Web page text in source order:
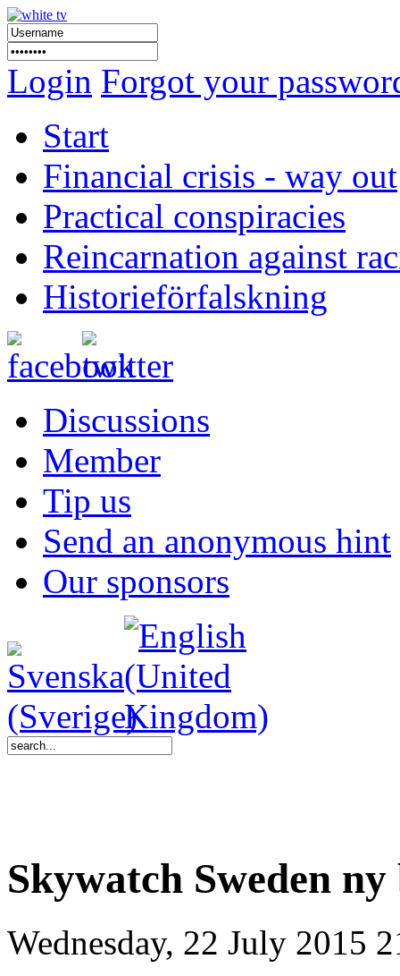
Login Forgot your
Start
Financial crisis - way out
Practical conspiracies
Reincarnation against
Historieförfalskning
Discussions
Member
Tip us
Send an anonymous hint
Our sponsors
Skywatch Sweden
Wednesday, 22 July 2015